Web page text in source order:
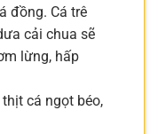
đồng. Cá trê
cải chua sẽ
lừng, hấp
cá ngọt béo,